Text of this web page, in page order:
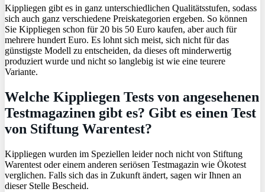
Kippliegen gibt es in ganz unterschiedlichen Qualitätsstufen, sodass
sich auch ganz verschiedene Preiskategorien ergeben. So können
Sie Kippliegen schon für 20 bis 50 Euro kaufen, aber auch für
mehrere hundert Euro. Es lohnt sich meist, sich nicht für das
günstigste Modell zu entscheiden, da dieses oft minderwertig
produziert wurde und nicht so langlebig ist wie eine teurere
Variante.
Welche Kippliegen Tests von angesehenen
Testmagazinen gibt es? Gibt es einen Test
von Stiftung Warentest?
Kippliegen wurden im Speziellen leider noch nicht von Stiftung
Warentest oder einem anderen seriösen Testmagazin wie Ökotest
verglichen. Falls sich das in Zukunft ändert, sagen wir Ihnen an
dieser Stelle Bescheid.